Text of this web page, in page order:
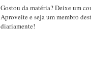
Gostou da matéria? Deixe um
Aproveite e seja um membro
diariamente!